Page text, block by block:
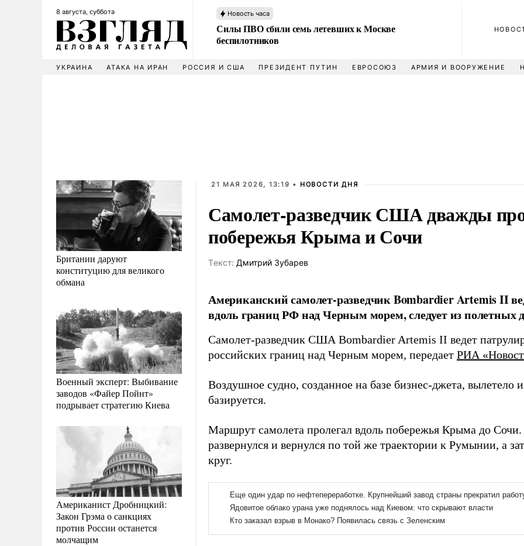
8 августа, суббота Новость часа
Силы ПВО сбили семь летевших к Москве
беспилотников
УКРАИНА АТАКА НА ИРАН РОССИЯ И США ПРЕЗИДЕНТ ПУТИН ЕВРОСОЮЗ АРМИЯ И ВООРУЖЕНИЕ
Британии даруют
конституцию для великого
обмана
Военный эксперт: Выбивание
заводов «Файер Пойнт»
подрывает стратегию Киева
Американист Дробницкий:
Закон Грэма о санкциях
против России останется
молчащим
21 МАЯ 2026, 13:19 • НОВОСТИ ДНЯ
Самолет-разведчик США дважды
побережья Крыма и Сочи
Tекст: Дмитрий Зубарев
Американский самолет-разведчик Bombardier Artemis II
вдоль границ РФ над Черным морем, следует из полетных
Самолет-разведчик США Bombardier Artemis II ведет
российских границ над Черным морем, передает РИА
Воздушное судно, созданное на базе бизнес-джета, вылетело
базируется.
Маршрут самолета пролегал вдоль побережья Крыма до Сочи.
развернулся и вернулся по той же траектории к Румынии, а
круг.